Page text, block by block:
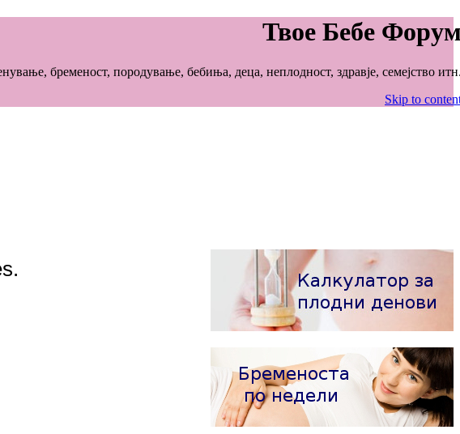
Твое Бебе
бременост, породување, бебиња, деца, неплодност, здравје, семејство
Skip to